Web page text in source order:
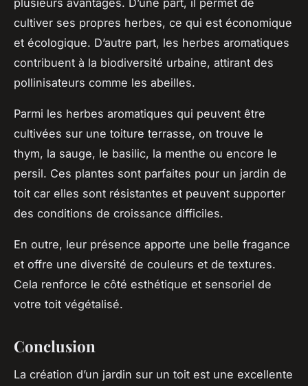
plusieurs avantages. D’une part, il permet de
cultiver ses propres herbes, ce qui est économique
et écologique. D’autre part, les herbes aromatiques
contribuent à la biodiversité urbaine, attirant des
pollinisateurs comme les abeilles.
Parmi les herbes aromatiques qui peuvent être
cultivées sur une toiture terrasse, on trouve le
thym, la sauge, le basilic, la menthe ou encore le
persil. Ces plantes sont parfaites pour un jardin de
toit car elles sont résistantes et peuvent supporter
des conditions de croissance difficiles.
En outre, leur présence apporte une belle fragance
et offre une diversité de couleurs et de textures.
Cela renforce le côté esthétique et sensoriel de
votre toit végétalisé.
Conclusion
La création d’un jardin sur un toit est une excellente